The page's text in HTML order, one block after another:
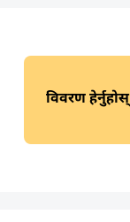
विवरण हेर्नुहोस्